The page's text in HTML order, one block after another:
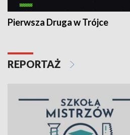
Pierwsza Druga w Trójce
REPORTAŻ